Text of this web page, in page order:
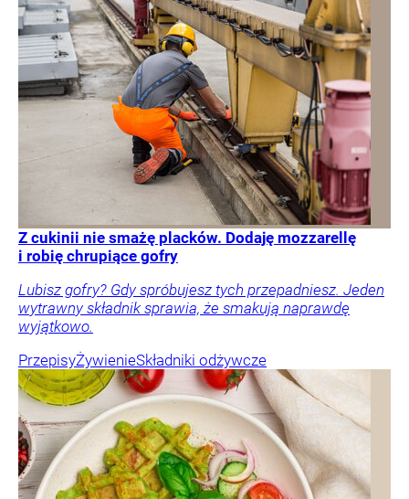
Z cukinii nie smażę placków. Dodaję mozzarellę
i robię chrupiące gofry
Lubisz gofry? Gdy spróbujesz tych przepadniesz. Jeden
wytrawny składnik sprawia, że smakują naprawdę
wyjątkowo.
PrzepisyŻywienieSkładniki odżywcze